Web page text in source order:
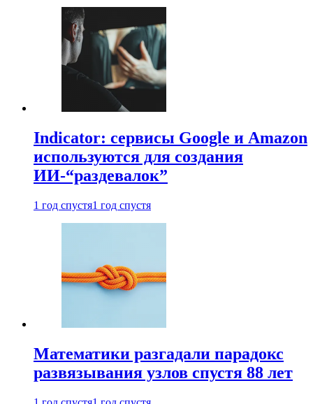
Indicator: сервисы Google и Amazon
используются для создания
ИИ-“раздевалок”
1 год спустя1 год спустя
Математики разгадали парадокс
развязывания узлов спустя 88 лет